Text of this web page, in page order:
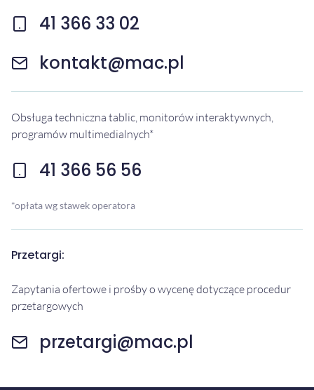
41 366 33 02
kontakt@mac.pl
Obsługa techniczna tablic, monitorów interaktywnych,
programów multimedialnych*
41 366 56 56
*opłata wg stawek operatora
Przetargi:
Zapytania ofertowe i prośby o wycenę dotyczące procedur
przetargowych
przetargi@mac.pl